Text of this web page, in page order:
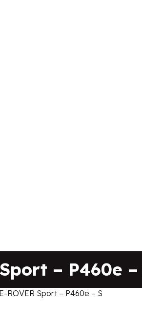
– P460e –
ROVER Sport – P460e – S